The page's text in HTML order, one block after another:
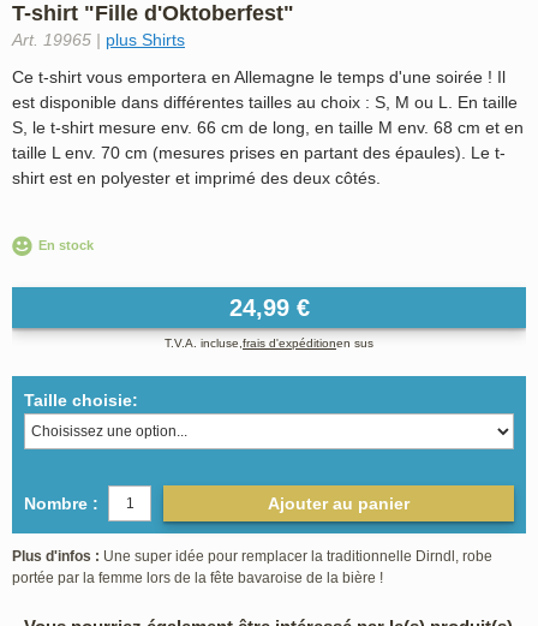
T-shirt "Fille d'Oktoberfest"
Art. 19965 | plus Shirts
Ce t-shirt vous emportera en Allemagne le temps d'une soirée ! Il
est disponible dans différentes tailles au choix : S, M ou L. En taille
S, le t-shirt mesure env. 66 cm de long, en taille M env. 68 cm et en
taille L env. 70 cm (mesures prises en partant des épaules). Le t-
shirt est en polyester et imprimé des deux côtés.
En stock
24,99 €
T.V.A. incluse, frais d'expéditionen sus
Taille choisie:
Nombre : Ajouter au panier
Plus d'infos : Une super idée pour remplacer la traditionnelle Dirndl, robe
portée par la femme lors de la fête bavaroise de la bière !